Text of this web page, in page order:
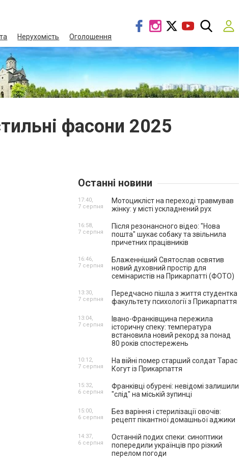
Нерухомість Оголошення
фасони 2025
Останні новини
Мотоцикліст на переході травмував
жінку: у місті ускладнений рух
17:40,
7 серпня
Після резонансного відео: "Нова
пошта" шукає собаку та звільнила
причетних працівників
16:58,
7 серпня
Блаженніший Святослав освятив
новий духовний простір для
семінаристів на Прикарпатті (ФОТО)
16:46,
7 серпня
Передчасно пішла з життя студентка
факультету психології з Прикарпаття
13:30,
7 серпня
Івано-Франківщина пережила
історичну спеку: температура
встановила новий рекорд за понад
80 років спостережень
13:04,
7 серпня
На війні помер старший солдат Тарас
Когут із Прикарпаття
10:12,
7 серпня
Франківці обурені: невідомі залишили
"слід" на міській зупинці
15:32,
6 серпня
Без варіння і стерилізації овочів:
рецепт пікантної домашньої аджики
15:00,
6 серпня
Останній подих спеки: синоптики
попередили українців про різкий
перелом погоди
14:37,
6 серпня